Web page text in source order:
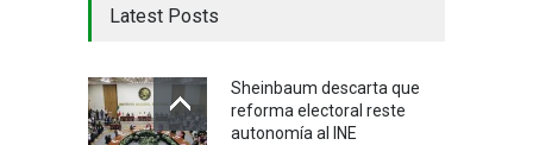
Latest Posts
Sheinbaum descarta que
reforma electoral reste
autonomía al INE